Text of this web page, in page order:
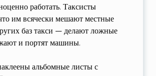
работать. Таксисты
им всячески мешают местные
баз такси — делают ложные
и портят машины.
альбомные листы с